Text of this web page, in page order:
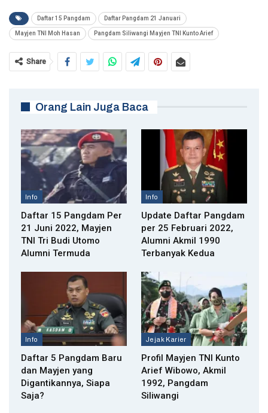
Daftar 15 Pangdam Daftar Pangdam 21 Januari
Mayjen TNI Moh Hasan Pangdam Siliwangi Mayjen TNI Kunto Arief
Share
Orang Lain Juga Baca
Info
Daftar 15 Pangdam Per
21 Juni 2022, Mayjen
TNI Tri Budi Utomo
Alumni Termuda
Info
Update Daftar Pangdam
per 25 Februari 2022,
Alumni Akmil 1990
Terbanyak Kedua
Info
Daftar 5 Pangdam Baru
dan Mayjen yang
Digantikannya, Siapa
Saja?
Jejak Karier
Profil Mayjen TNI Kunto
Arief Wibowo, Akmil
1992, Pangdam
Siliwangi